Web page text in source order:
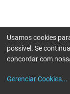
Usamos cookies
possível. Se
concordar com
Gerenciar Cookies...
Erro ao enviar